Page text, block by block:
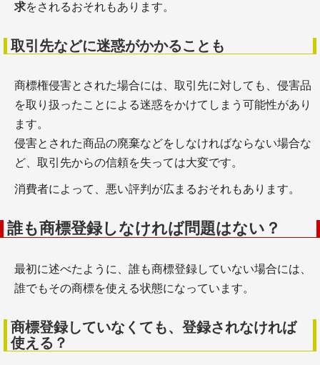
求をされるおそれもあります。
取引先などに迷惑がかかることも
商標権侵害とされた場合には、取引先に対しても、侵害品
を取り扱ったことによる迷惑をかけてしまう可能性があり
ます。
侵害とされた商品の廃棄などをしなければならない場合な
ど、取引先からの信頼を失っては大変です。
消費者によって、悪い評判が広まるおそれもあります。
誰も商標登録しなければ問題はない？
最初に述べたように、誰も商標登録していない場合には、
誰でもその商標を使える状態になっています。
商標登録していなくても、登録されなければ
使える？